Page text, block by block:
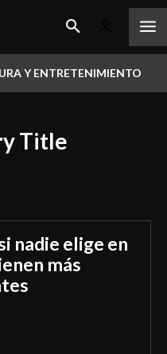
Y ENTRETENIMIENTO
Title
nadie elige en
más